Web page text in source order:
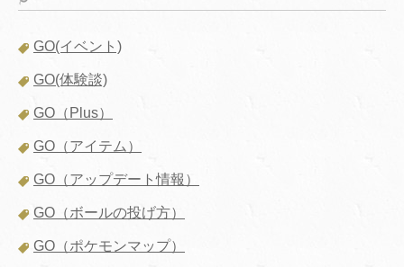
GO(イベント)
GO(体験談)
GO（Plus）
GO（アイテム）
GO（アップデート情報）
GO（ボールの投げ方）
GO（ポケモンマップ）